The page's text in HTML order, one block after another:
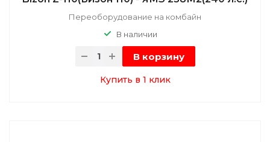
Переоборудование на комбайн
В наличии
В корзину
Купить в 1 клик